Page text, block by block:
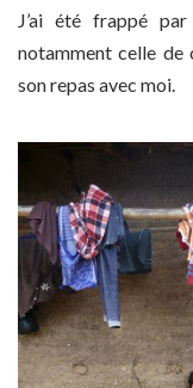
J’ai été frappé
notamment celle
son repas avec moi.